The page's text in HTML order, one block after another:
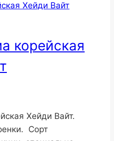
корейская
Хейди Вайт.
Сорт